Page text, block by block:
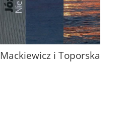
Mackiewicz i Toporska